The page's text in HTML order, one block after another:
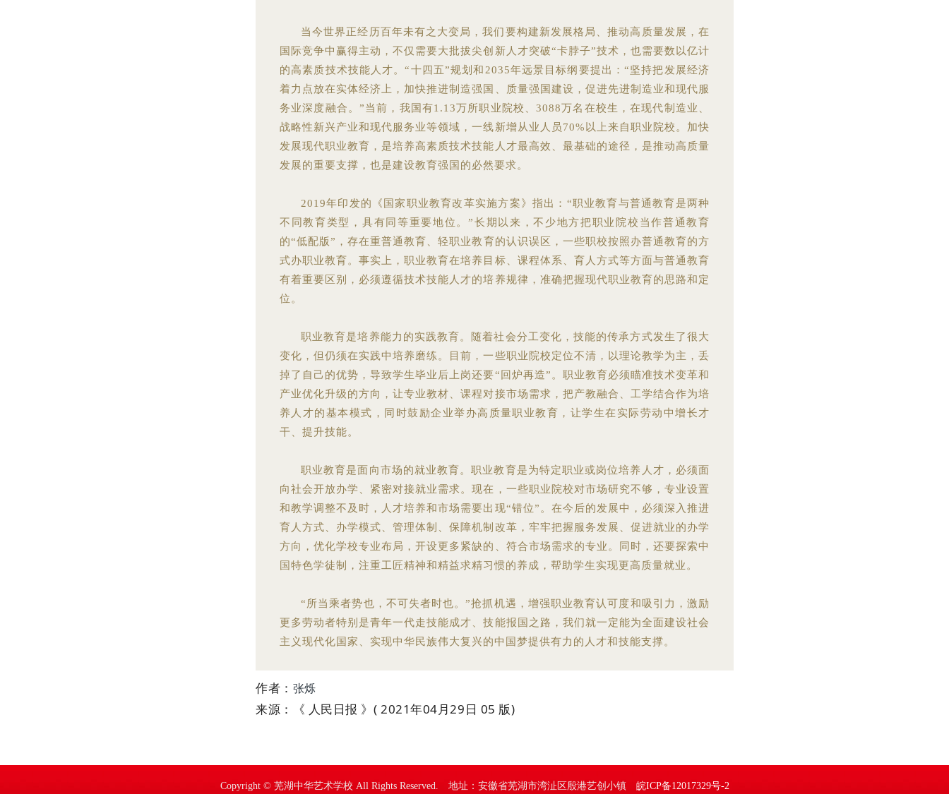
当今世界正经历百年未有之大变局，我们要构建新发展格局、推动高质量发展，在
国际竞争中赢得主动，不仅需要大批拔尖创新人才突破“卡脖子”技术，也需要数以亿计
的高素质技术技能人才。“十四五”规划和2035年远景目标纲要提出：“坚持把发展经济
着力点放在实体经济上，加快推进制造强国、质量强国建设，促进先进制造业和现代服
务业深度融合。”当前，我国有1.13万所职业院校、3088万名在校生，在现代制造业、
战略性新兴产业和现代服务业等领域，一线新增从业人员70%以上来自职业院校。加快
发展现代职业教育，是培养高素质技术技能人才最高效、最基础的途径，是推动高质量
发展的重要支撑，也是建设教育强国的必然要求。
2019年印发的《国家职业教育改革实施方案》指出：“职业教育与普通教育是两种
不同教育类型，具有同等重要地位。”长期以来，不少地方把职业院校当作普通教育
的“低配版”，存在重普通教育、轻职业教育的认识误区，一些职校按照办普通教育的方
式办职业教育。事实上，职业教育在培养目标、课程体系、育人方式等方面与普通教育
有着重要区别，必须遵循技术技能人才的培养规律，准确把握现代职业教育的思路和定
位。
职业教育是培养能力的实践教育。随着社会分工变化，技能的传承方式发生了很大
变化，但仍须在实践中培养磨练。目前，一些职业院校定位不清，以理论教学为主，丢
掉了自己的优势，导致学生毕业后上岗还要“回炉再造”。职业教育必须瞄准技术变革和
产业优化升级的方向，让专业教材、课程对接市场需求，把产教融合、工学结合作为培
养人才的基本模式，同时鼓励企业举办高质量职业教育，让学生在实际劳动中增长才
干、提升技能。
职业教育是面向市场的就业教育。职业教育是为特定职业或岗位培养人才，必须面
向社会开放办学、紧密对接就业需求。现在，一些职业院校对市场研究不够，专业设置
和教学调整不及时，人才培养和市场需要出现“错位”。在今后的发展中，必须深入推进
育人方式、办学模式、管理体制、保障机制改革，牢牢把握服务发展、促进就业的办学
方向，优化学校专业布局，开设更多紧缺的、符合市场需求的专业。同时，还要探索中
国特色学徒制，注重工匠精神和精益求精习惯的养成，帮助学生实现更高质量就业。
“所当乘者势也，不可失者时也。”抢抓机遇，增强职业教育认可度和吸引力，激励
更多劳动者特别是青年一代走技能成才、技能报国之路，我们就一定能为全面建设社会
主义现代化国家、实现中华民族伟大复兴的中国梦提供有力的人才和技能支撑。
作者： 张烁
来源：《 人民日报 》( 2021年04月29日 05 版)
Copyright © 芜湖中华艺术学校 All Rights Reserved. 地址：安徽省芜湖市湾沚区殷港艺创小镇 皖ICP备12017329号-2